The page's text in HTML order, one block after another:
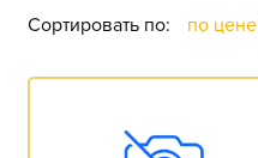
Сортировать по: по цене